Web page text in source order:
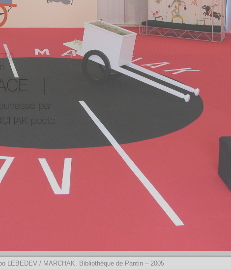
LEBEDEV / MARCHAK. Bibliothèque de Pantin – 2005